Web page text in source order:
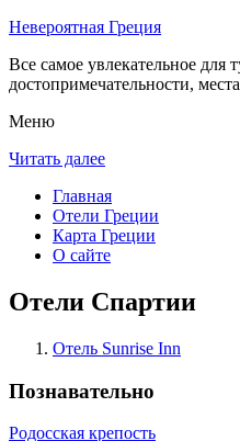
Невероятная Греция
Все самое увлекательное для
достопримечательности,
Меню
Читать далее
Главная
Отели Греции
Карта Греции
О сайте
Отели Спартии
Отель Sunrise Inn
Познавательно
Родосская крепость